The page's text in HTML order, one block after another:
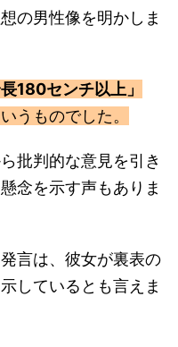
の男性像を明かしま
180センチ以上」
うものでした。
批判的な意見を引き
念を示す声もありま
言は、彼女が裏表の
しているとも言えま